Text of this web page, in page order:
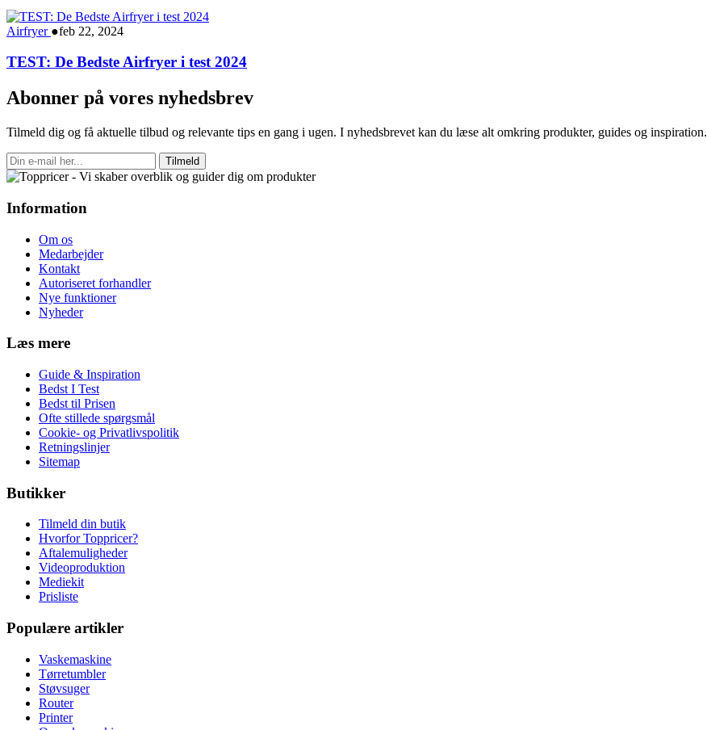
Airfryer ●feb 22, 2024
TEST: De Bedste Airfryer i test 2024
Abonner på vores nyhedsbrev
Tilmeld dig og få aktuelle tilbud og relevante tips en gang i ugen. I nyhedsbrevet kan du læse alt omkring produkter, guides og inspiration.
Tilmeld
Information
Om os
Medarbejder
Kontakt
Autoriseret forhandler
Nye funktioner
Nyheder
Læs mere
Guide & Inspiration
Bedst I Test
Bedst til Prisen
Ofte stillede spørgsmål
Cookie- og Privatlivspolitik
Retningslinjer
Sitemap
Butikker
Tilmeld din butik
Hvorfor Toppricer?
Aftalemuligheder
Videoproduktion
Mediekit
Prisliste
Populære artikler
Vaskemaskine
Tørretumbler
Støvsuger
Router
Printer